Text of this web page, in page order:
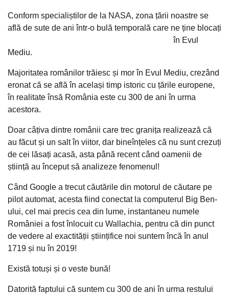
Conform specialiștilor de la NASA, zona țării noastre se
află de sute de ani într-o bulă temporală care ne ține blocați
în Evul
Mediu.
Majoritatea românilor trăiesc și mor în Evul Mediu, crezând
eronat că se află în același timp istoric cu țările europene,
în realitate însă România este cu 300 de ani în urma
acestora.
Doar câțiva dintre românii care trec granița realizează că
au făcut și un salt în viitor, dar bineînțeles că nu sunt crezuți
de cei lăsați acasă, asta până recent când oamenii de
știință au început să analizeze fenomenul!
Când Google a trecut căutările din motorul de căutare pe
pilot automat, acesta fiind conectat la computerul Big Ben-
ului, cel mai precis cea din lume, instantaneu numele
României a fost înlocuit cu Wallachia, pentru că din punct
de vedere al exactității științifice noi suntem încă în anul
1719 și nu în 2019!
Există totuși și o veste bună!
Datorită faptului că suntem cu 300 de ani în urma restului